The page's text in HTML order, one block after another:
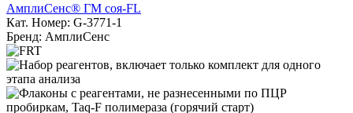
АмплиСенс® ГМ соя-FL
Кат. Номер: G-3771-1
Бренд: АмплиСенс